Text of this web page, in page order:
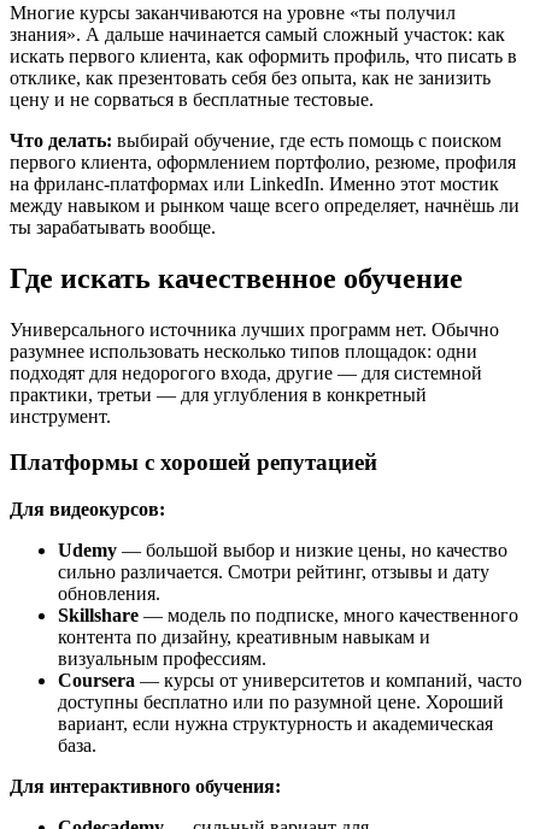
Многие курсы заканчиваются на уровне «ты получил
знания». А дальше начинается самый сложный участок: как
искать первого клиента, как оформить профиль, что писать в
отклике, как презентовать себя без опыта, как не занизить
цену и не сорваться в бесплатные тестовые.
Что делать: выбирай обучение, где есть помощь с поиском
первого клиента, оформлением портфолио, резюме, профиля
на фриланс-платформах или LinkedIn. Именно этот мостик
между навыком и рынком чаще всего определяет, начнёшь ли
ты зарабатывать вообще.
Где искать качественное обучение
Универсального источника лучших программ нет. Обычно
разумнее использовать несколько типов площадок: одни
подходят для недорогого входа, другие — для системной
практики, третьи — для углубления в конкретный
инструмент.
Платформы с хорошей репутацией
Для видеокурсов:
Udemy — большой выбор и низкие цены, но качество
сильно различается. Смотри рейтинг, отзывы и дату
обновления.
Skillshare — модель по подписке, много качественного
контента по дизайну, креативным навыкам и
визуальным профессиям.
Coursera — курсы от университетов и компаний, часто
доступны бесплатно или по разумной цене. Хороший
вариант, если нужна структурность и академическая
база.
Для интерактивного обучения: